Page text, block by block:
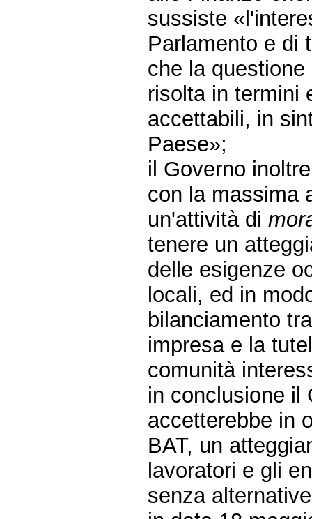
sussiste
Parlamento e di
che la
risolta in termini
accettabili, in
Paese»;
il Governo
con la massima
un'attività di
tenere un
delle esigenze
locali, ed in
bilanciamento
impresa e la
comunità
in conclusione il
accetterebbe in
BAT, un
lavoratori e gli
senza